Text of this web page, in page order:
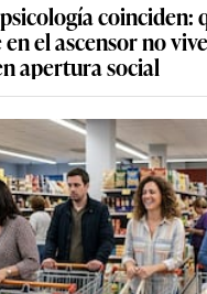
coinciden:
el ascensor no
apertura social